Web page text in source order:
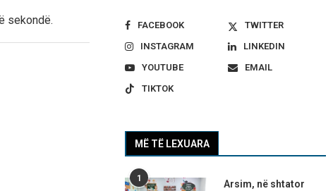
sekondë. FACEBOOK
TWITTER
INSTAGRAM
LINKEDIN
YOUTUBE
EMAIL
TIKTOK
MË TË LEXUARA
1
Arsim, në shtator